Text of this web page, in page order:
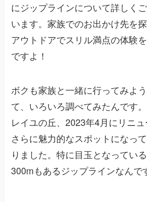
にジップラインについて詳しく
います。家族でのお出かけ先を探
アウトドアでスリル満点の体験
ですよ！
ボクも家族と一緒に行ってみよ
て、いろいろ調べてみたんです
レイユの丘、2023年4月にリニュ
さらに魅力的なスポットになっ
りました。特に目玉となってい
300mもあるジップラインなんで